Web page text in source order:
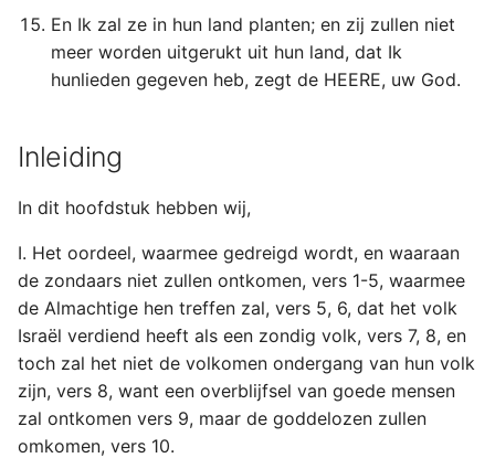
En Ik zal ze in hun land planten; en zij zullen niet
meer worden uitgerukt uit hun land, dat Ik
hunlieden gegeven heb, zegt de HEERE, uw God.
Inleiding
In dit hoofdstuk hebben wij,
I. Het oordeel, waarmee gedreigd wordt, en waaraan
de zondaars niet zullen ontkomen, vers 1-5, waarmee
de Almachtige hen treffen zal, vers 5, 6, dat het volk
Israël verdiend heeft als een zondig volk, vers 7, 8, en
toch zal het niet de volkomen ondergang van hun volk
zijn, vers 8, want een overblijfsel van goede mensen
zal ontkomen vers 9, maar de goddelozen zullen
omkomen, vers 10.